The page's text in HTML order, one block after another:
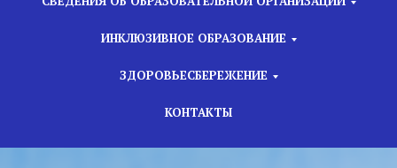
ИНКЛЮЗИВНОЕ ОБРАЗОВАНИЕ
ЗДОРОВЬЕСБЕРЕЖЕНИЕ
КОНТАКТЫ